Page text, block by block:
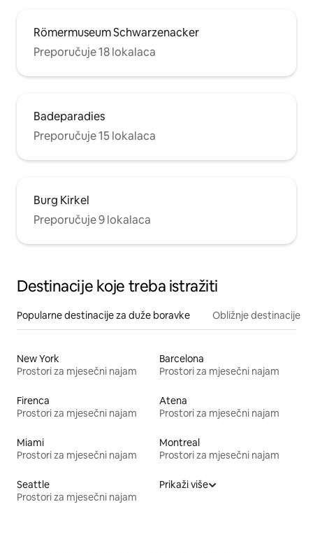
Römermuseum Schwarzenacker
Preporučuje 18 lokalaca
Badeparadies
Preporučuje 15 lokalaca
Burg Kirkel
Preporučuje 9 lokalaca
Destinacije koje treba istražiti
Popularne destinacije za duže boravke Obližnje destinacije
New York
Prostori za mjesečni najam
Barcelona
Prostori za mjesečni najam
Firenca
Prostori za mjesečni najam
Atena
Prostori za mjesečni najam
Miami
Prostori za mjesečni najam
Montreal
Prostori za mjesečni najam
Seattle
Prostori za mjesečni najam
Prikaži više